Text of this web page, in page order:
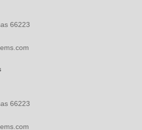
66223
66223